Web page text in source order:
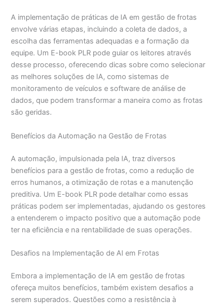
A implementação de práticas de IA em gestão de frotas
envolve várias etapas, incluindo a coleta de dados, a
escolha das ferramentas adequadas e a formação da
equipe. Um E-book PLR pode guiar os leitores através
desse processo, oferecendo dicas sobre como selecionar
as melhores soluções de IA, como sistemas de
monitoramento de veículos e software de análise de
dados, que podem transformar a maneira como as frotas
são geridas.
Benefícios da Automação na Gestão de Frotas
A automação, impulsionada pela IA, traz diversos
benefícios para a gestão de frotas, como a redução de
erros humanos, a otimização de rotas e a manutenção
preditiva. Um E-book PLR pode detalhar como essas
práticas podem ser implementadas, ajudando os gestores
a entenderem o impacto positivo que a automação pode
ter na eficiência e na rentabilidade de suas operações.
Desafios na Implementação de AI em Frotas
Embora a implementação de IA em gestão de frotas
ofereça muitos benefícios, também existem desafios a
serem superados. Questões como a resistência à